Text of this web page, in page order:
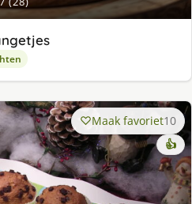
Maak favoriet10
👍